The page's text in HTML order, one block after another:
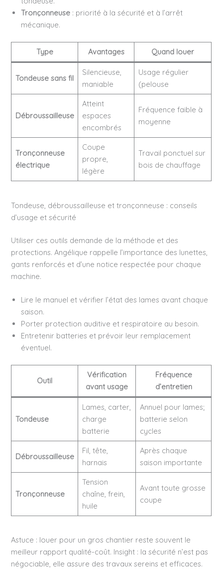
Tronçonneuse : priorité à la sécurité et à l’arrêt
mécanique.
Type Avantages Quand louer
Tondeuse sans fil
Silencieuse,
maniable
Usage régulier
(pelouse
Débroussailleuse
Atteint
espaces
encombrés
Fréquence faible à
moyenne
Tronçonneuse
électrique
Coupe
propre,
légère
Travail ponctuel sur
bois de chauffage
Tondeuse, débroussailleuse et tronçonneuse : conseils
d’usage et sécurité
Utiliser ces outils demande de la méthode et des
protections. Angélique rappelle l’importance des lunettes,
gants renforcés et d’une notice respectée pour chaque
machine.
Lire le manuel et vérifier l’état des lames avant chaque
saison.
Porter protection auditive et respiratoire au besoin.
Entretenir batteries et prévoir leur remplacement
éventuel.
Outil
Vérification
avant usage
Fréquence
d’entretien
Tondeuse
Lames, carter,
charge
batterie
Annuel pour lames;
batterie selon
cycles
Débroussailleuse
Fil, tête,
harnais
Après chaque
saison importante
Tronçonneuse
Tension
chaîne, frein,
huile
Avant toute grosse
coupe
Astuce : louer pour un gros chantier reste souvent le
meilleur rapport qualité-coût. Insight : la sécurité n’est pas
négociable, elle assure des travaux sereins et efficaces.